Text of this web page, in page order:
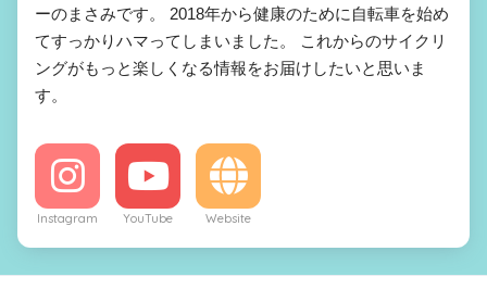
ーのまさみです。 2018年から健康のために自転車を始め
てすっかりハマってしまいました。 これからのサイクリ
ングがもっと楽しくなる情報をお届けしたいと思いま
す。
Instagram YouTube Website